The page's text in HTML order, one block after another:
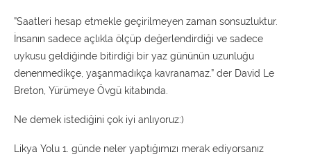
”Saatleri hesap etmekle geçirilmeyen zaman sonsuzluktur.
İnsanın sadece açlıkla ölçüp değerlendirdiği ve sadece
uykusu geldiğinde bitirdiği bir yaz gününün uzunluğu
denenmedikçe, yaşanmadıkça kavranamaz.” der David Le
Breton, Yürümeye Övgü kitabında.
Ne demek istediğini çok iyi anlıyoruz:)
Likya Yolu 1. günde neler yaptığımızı merak ediyorsanız